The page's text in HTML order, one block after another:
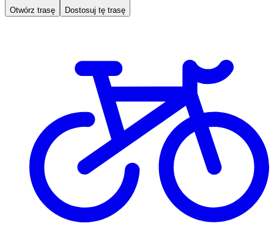
Otwórz trasę Dostosuj tę trasę